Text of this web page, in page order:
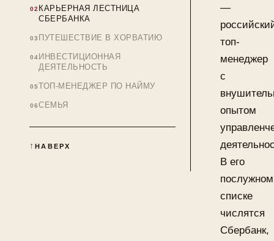
КАРЬЕРНАЯ ЛЕСТНИЦА
СБЕРБАНКА
ПУТЕШЕСТВИЕ В ХОРВАТИЮ
ИНВЕСТИЦИОННАЯ
ДЕЯТЕЛЬНОСТЬ
ТОП-МЕНЕДЖЕР ПО НАЙМУ
СЕМЬЯ
НАВЕРХ
—
топ-
менеджер
с
опытом
В его
послужном
списке
числятся
Сбербанк,